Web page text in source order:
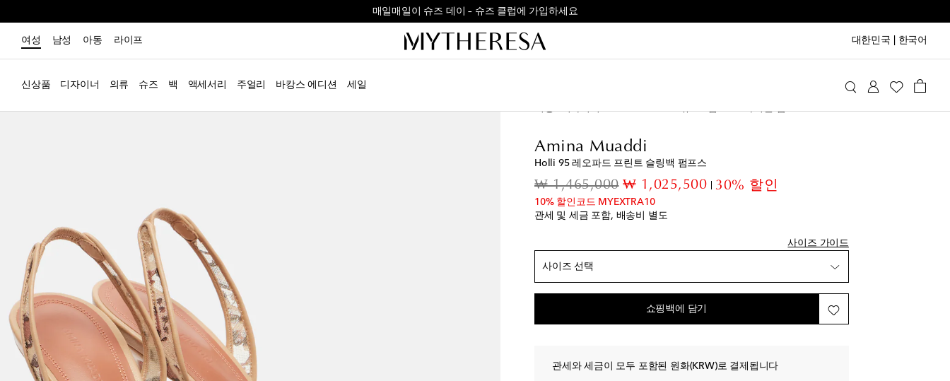
매일매일이 슈즈 데이 – 슈즈 클럽에 가입하세요
여성 남성 아동 라이프 대한민국 한국어
신상품 디자이너 의류 슈즈 백 액세서리 주얼리 바캉스 에디션 세일
Amina Muaddi
Holli 95 레오파드 프린트 슬링백 펌프스
₩ 1,465,000original price
₩ 1,025,500discount price
30% 할인
10% 할인코드 MYEXTRA10
관세 및 세금 포함, 배송비 별도
사이즈 가이드
사이즈 선택
EU 35 품절 임박
EU 36.5 마지막 상품
EU 37 품절 임박
EU 37.5 마지막 상품
EU 38 위시리스트에 추가
EU 39 품절 임박
EU 39.5 위시리스트에 추가
위시리스트에 추가
EU 40.5 위시리스트에 추가
EU 41.5 위시리스트에 추가
쇼핑백에 담기
관세와 세금이 모두 포함된 원화(KRW)로 결제됩니다